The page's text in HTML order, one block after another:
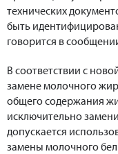
технических
быть
говорится в
В соответствии с
замене молочного
общего содержания
исключительно
допускается
замены молочного